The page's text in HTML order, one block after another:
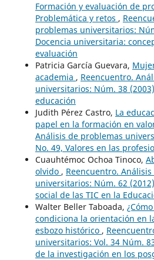
Formación y evaluación de
Problemática y retos ,
problemas universitarios:
Docencia universitaria:
evaluación
Patricia García Guevara,
academia , Reencuentro.
universitarios: Núm. 38
educación
Judith Pérez Castro, La
papel en la formación en
Análisis de problemas
No. 49, Valores en las
Cuauhtémoc Ochoa Tinoco,
olvido , Reencuentro.
universitarios: Núm. 62
social de las TIC en la
Walter Beller Taboada,
condiciona la orientación en
esbozo histórico ,
universitarios: Vol. 34 Núm.
de la investigación en los